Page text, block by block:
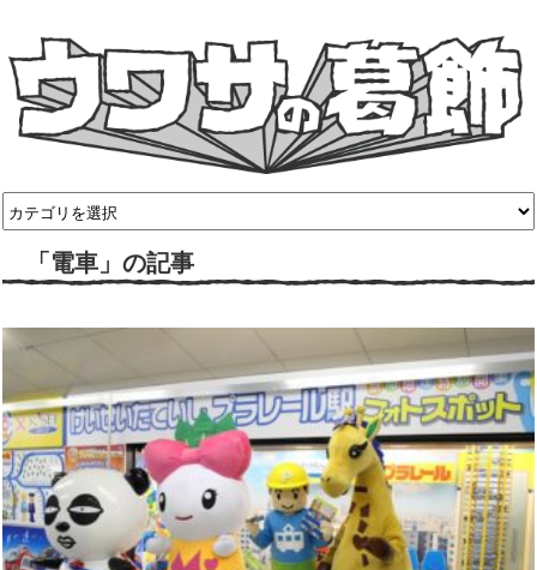
「電車」の記事